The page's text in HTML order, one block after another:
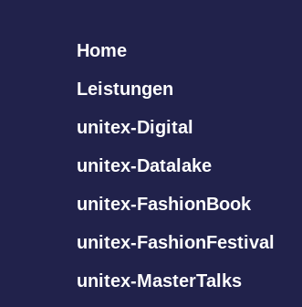
Home
Leistungen
unitex-Digital
unitex-Datalake
unitex-FashionBook
unitex-FashionFestival
unitex-MasterTalks